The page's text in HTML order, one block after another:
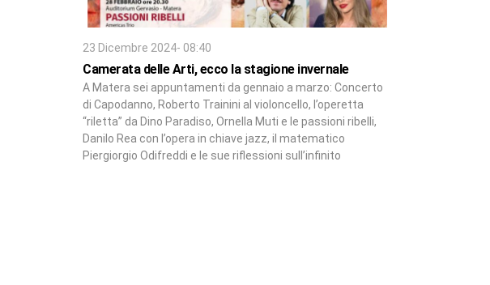
23 Dicembre 2024- 08:40
Camerata delle Arti, ecco la stagione invernale
A Matera sei appuntamenti da gennaio a marzo: Concerto
di Capodanno, Roberto Trainini al violoncello, l’operetta
“riletta” da Dino Paradiso, Ornella Muti e le passioni ribelli,
Danilo Rea con l’opera in chiave jazz, il matematico
Piergiorgio Odifreddi e le sue riflessioni sull’infinito